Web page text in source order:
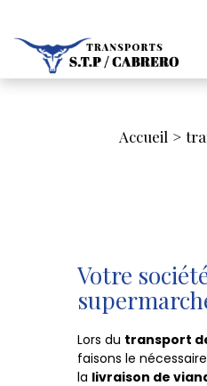
Accueil
Votre
Lors du transport
faisons le
la livraison de